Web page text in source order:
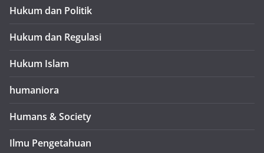
Hukum dan Politik
Hukum dan Regulasi
Hukum Islam
humaniora
Humans & Society
Ilmu Pengetahuan